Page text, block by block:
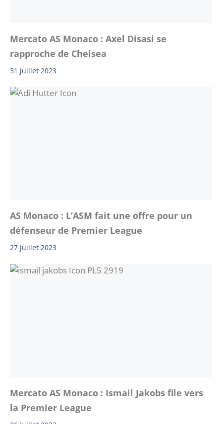
Mercato AS Monaco : Axel Disasi se
rapproche de Chelsea
31 juillet 2023
AS Monaco : L’ASM fait une offre pour un
défenseur de Premier League
27 juillet 2023
Mercato AS Monaco : Ismail Jakobs file vers
la Premier League